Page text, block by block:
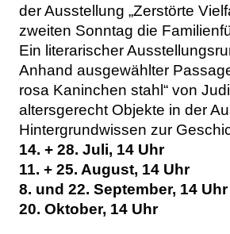
der Ausstellung „Zerstörte
zweiten Sonntag die
Ein literarischer
Anhand ausgewählter
rosa Kaninchen stahl“ von
altersgerecht Objekte in der
Hintergrundwissen zur
14. + 28. Juli, 14 Uhr
11. + 25. August, 14 Uhr
8. und 22. September, 14 Uhr
20. Oktober, 14 Uhr